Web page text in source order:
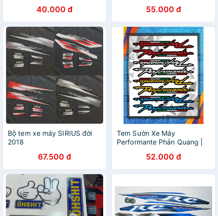
40.000 đ 55.000 đ
Bộ tem xe máy SIRIUS đời
2018
67.500 đ
Tem Sườn Xe Máy
Performante Phản Quang |
52.000 đ